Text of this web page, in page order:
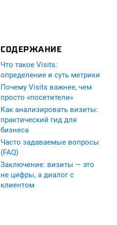
СОДЕРЖАНИЕ
Что такое Visits:
определение и суть метрики
Почему Visits важнее, чем
просто «посетители»
Как анализировать визиты:
практический гид для
бизнеса
Часто задаваемые вопросы
(FAQ)
Заключение: визиты — это
не цифры, а диалог с
клиентом